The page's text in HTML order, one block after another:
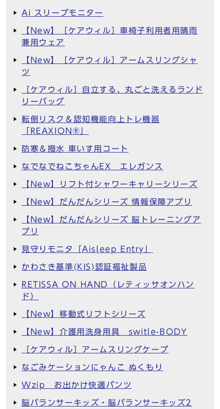
Ai スリープモニター
【New】［ケアウィル］車椅子利用者用晴雨
兼用ウェア
【New】［ケアウィル］アームスリングシャ
ツ
［ケアウィル］自立する、丸ごと洗えるランド
リーバッグ
転倒リスク＆認知機能向上トレ機器
「REAXION®︎」
防寒＆撥水 車いす用コート
なでなでねこちゃんEX エレガンス
【New】リフト付シャワーキャリーシリーズ
【New】だんだんシリーズ 情報保障アプリ
【New】だんだんシリーズ 脳トレーニングア
プリ
見守りモニタ「Aisleep Entry」
かわさき基準(KIS)認証福祉製品
RETISSA ON HAND（レティッサオンハン
ド）
【New】移動式リフトシリーズ
【New】介護用洗身用具 switle-BODY
［ケアウィル］アームスリングケープ
なごみケーションにゃんこ ぬくもり
Wzip お出かけ快適パンツ
脳バランサーキッズ・脳バランサーキッズ2